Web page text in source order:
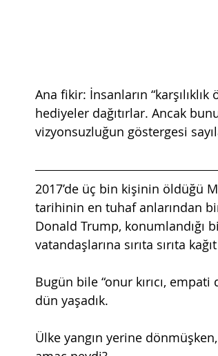
Ana fikir: İnsanların
hediyeler dağıtırlar. Ancak
vizyonsuzluğun göstergesi
2017’de üç bin kişinin öldüğü
tarihinin en tuhaf anlarından
Donald Trump, konumlandığı
vatandaşlarına sırıta sırıta
Bugün bile “onur kırıcı,
dün yaşadık.
Ülke yangın yerine